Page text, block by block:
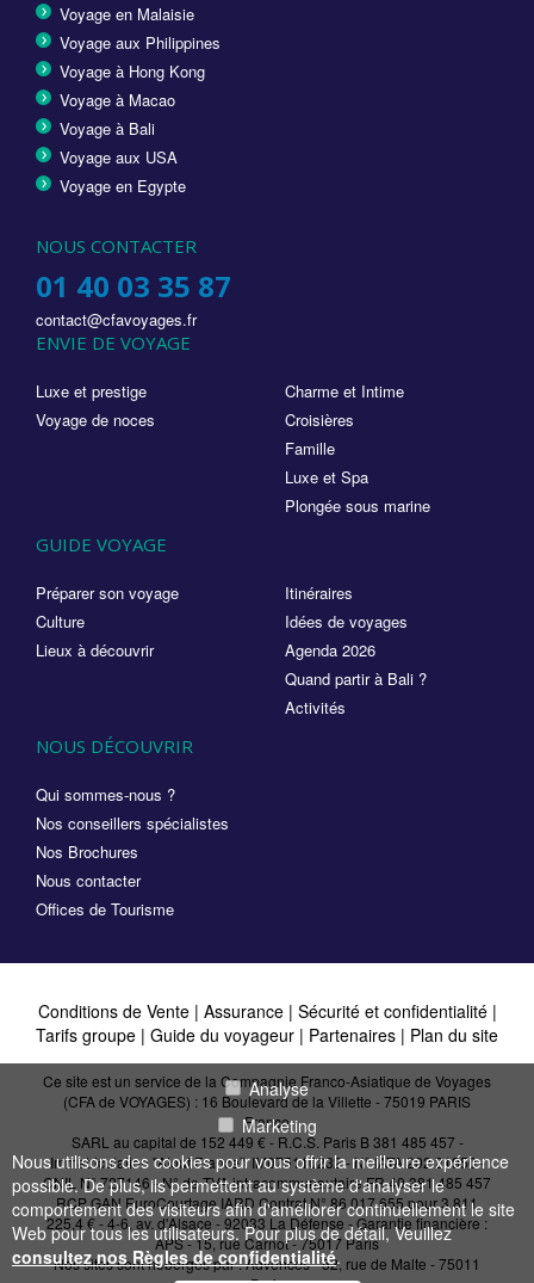
Voyage en Malaisie
Voyage aux Philippines
Voyage à Hong Kong
Voyage à Macao
Voyage à Bali
Voyage aux USA
Voyage en Egypte
NOUS CONTACTER
01 40 03 35 87
contact@cfavoyages.fr
ENVIE DE VOYAGE
Luxe et prestige
Voyage de noces
Charme et Intime
Croisières
Famille
Luxe et Spa
Plongée sous marine
GUIDE VOYAGE
Préparer son voyage
Culture
Lieux à découvrir
Itinéraires
Idées de voyages
Agenda 2026
Quand partir à Bali ?
Activités
NOUS DÉCOUVRIR
Qui sommes-nous ?
Nos conseillers spécialistes
Nos Brochures
Nous contacter
Offices de Tourisme
Conditions de Vente| Assurance | Sécurité et confidentialité|
Tarifs groupe | Guide du voyageur | Partenaires | Plan du site
Ce site est un service de la Compagnie Franco-Asiatique de Voyages
(CFA de VOYAGES) : 16 Boulevard de la Villette - 75019 PARIS
France
SARL au capital de 152 449 € - R.C.S. Paris B 381 485 457 -
Immatriculation "Atout France": IM075110232 - N° IATA 202 21950 -
CNIL N° 727146 - N° de TVA intracommunautaire FR 40 381 485 457
RCP GAN EuroCourtage IARD Contrat N° 86.017.655 pour 3 811
225,4 € - 4-6, av. d'Alsace - 92033 La Défense - Garantie financière :
APS - 15, rue Carnot - 75017 Paris
Nos sites sont hébergés par :Advences - 52, rue de Malte - 75011
Analyse
Marketing
Nous utilisons des cookies pour vous offrir la meilleure expérience
possible. De plus, ils permettent au système d'analyser le
comportement des visiteurs afin d'améliorer continuellement le site
Web pour tous les utilisateurs. Pour plus de détail, Veuillez
consultez nos Règles de confidentialité.